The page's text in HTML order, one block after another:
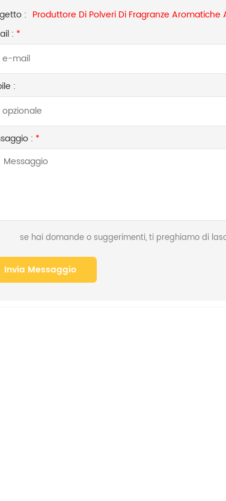
: Produttore Di Polveri Di Fragranze Aromatiche
: *
:
: *
se hai domande o suggerimenti, ti preghiamo di